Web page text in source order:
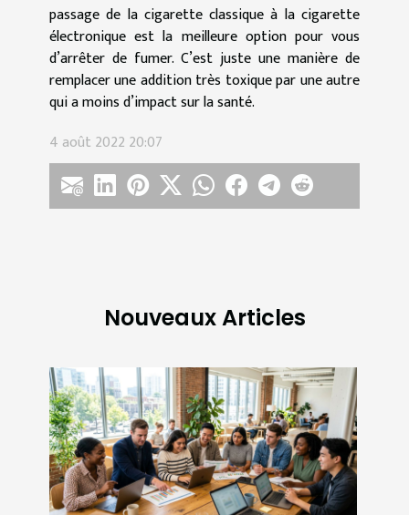
passage de la cigarette classique à la cigarette
électronique est la meilleure option pour vous
d’arrêter de fumer. C’est juste une manière de
remplacer une addition très toxique par une autre
qui a moins d’impact sur la santé.
4 août 2022 20:07
Nouveaux Articles